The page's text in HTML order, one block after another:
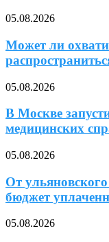
05.08.2026
Может ли
05.08.2026
В Москве
медицинских
05.08.2026
От
бюджет
05.08.2026